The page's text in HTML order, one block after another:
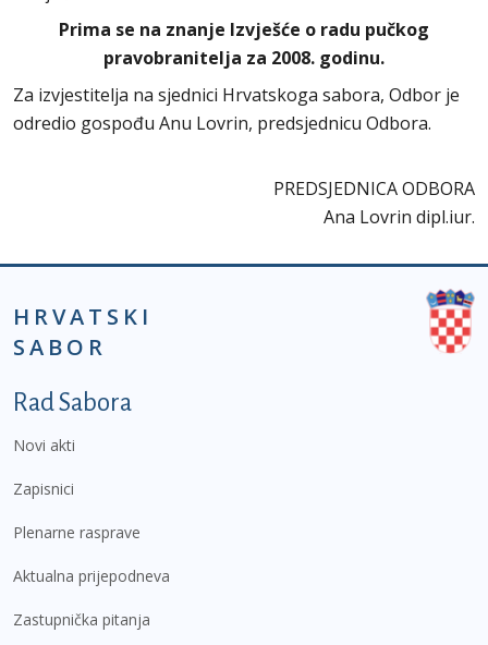
Prima se na znanje Izvješće o radu pučkog
pravobranitelja za 2008. godinu.
Za izvjestitelja na sjednici Hrvatskoga sabora, Odbor je
odredio gospođu Anu Lovrin, predsjednicu Odbora.
PREDSJEDNICA ODBORA
Ana Lovrin dipl.iur.
HRVATSKI
SABOR
Podnožje prvi izbornik
Rad Sabora
Novi akti
Zapisnici
Plenarne rasprave
Aktualna prijepodneva
Zastupnička pitanja